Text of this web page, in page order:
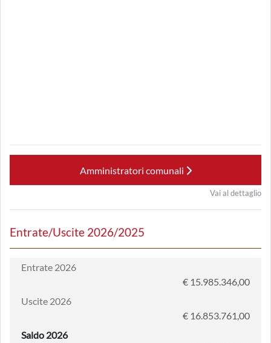
Amministratori comunali
Vai al dettaglio
Entrate/Uscite 2026/2025
Entrate 2026
€ 15.985.346,00
Uscite 2026
€ 16.853.761,00
Saldo 2026